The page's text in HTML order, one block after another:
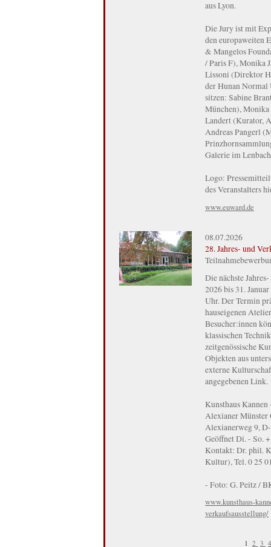
aus Lyon.
Die Jury ist mit
den europaweiten
& Mangelos
/ Paris F), Monika
Lissoni (Direktor
der Hunan
sitzen: Sabine
München),
Landert (Kurator,
Andreas Pangerl
Galerie im
Logo:
des Veranstalters
www.euward.de
08.07.2026
28. Jahres- und
Die nächste
2026 bis 31.
Uhr. Der Termin
hauseigenen
Besucher:innen
klassischen
zeitgenössische
Objekten aus
externe
angegebenen Link.
Kunsthaus
Alexianer Münster
Alexianerweg 9,
Geöffnet Di. - So.
Kontakt: Dr. phil.
Kultur), Tel. 0 25
- Foto: G. Peitz /
www.kunsthaus-
verkaufsausstellung/
1 2 3